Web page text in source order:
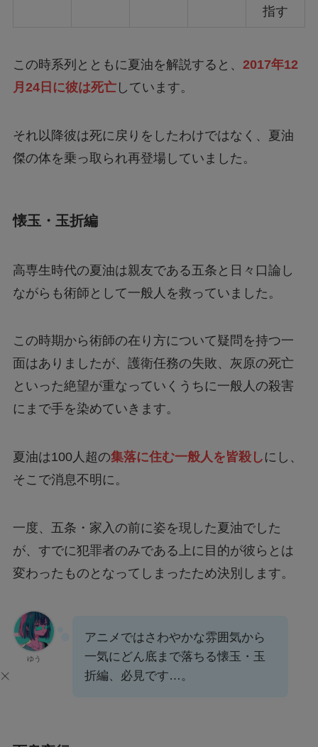
指す
この時系列とともに夏油を解説すると、 2017年12
月24日に彼は死亡しています。
それ以降彼は死に戻りをしたわけではなく、夏油
傑の体を乗っ取られ再登場していました。
懐玉・玉折編
高専生時代の夏油は親友である五条と日々口論し
ながらも術師として一般人を救っていました。
この時期から術師の在り方について疑問を持つ一
面はありましたが、護衛任務の失敗、灰原の死亡
といった絶望が重なっていくうちに一般人の殺害
にまで手を染めていきます。
夏油は100人超の集落に住む一般人を皆殺し にし、
そこで消息不明に。
一度、五条・家入の前に姿を現した夏油でした
が、すでに犯罪者のみである上に目的が彼らとは
変わったものとなってしまったため決別します。
ゆう
アニメではさわやかな雰囲気から
一気にどん底まで落ちる懐玉・玉
折編、必見です…。